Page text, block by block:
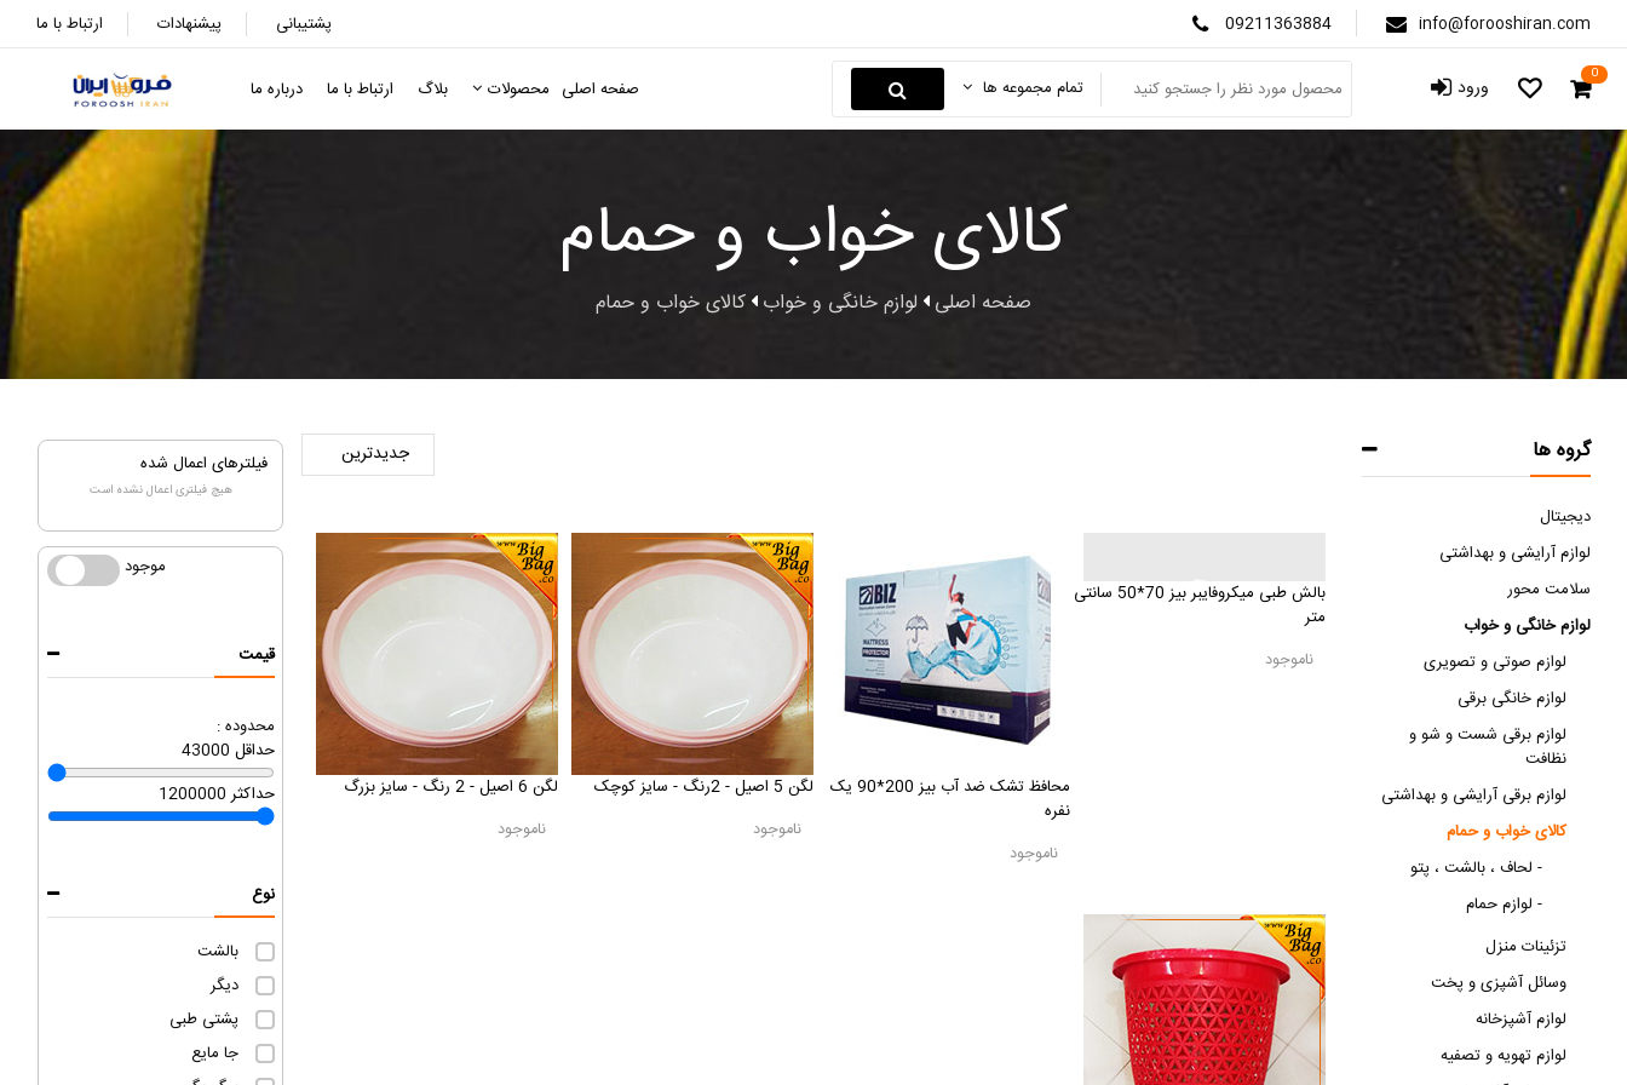
ارتباط با ما پیشنهادات پشتیبانی 09211363884 info@forooshiran.com
صفحه اصلی محصولات بلاگ ارتباط با ما درباره ما تمام مجموعه ها ورود 0
کالای خواب و حمام
صفحه اصلی لوازم خانگی و خواب کالای خواب و حمام
فیلترهای اعمال شده
هیچ فیلتری اعمال نشده است
موجود موجود
قیمت
محدوده :
43000 حداقل
1200000 حداکثر
نوع
بالشت
دیگر
پشتی طبی
جا مایع
بالش طبی میکروفایبر بیز 70*50 سانتی
متر
ناموجود
محافظ تشک ضد آب بیز 200*90 یک
نفره
ناموجود
لگن 5 اصیل - 2رنگ - سایز کوچک
ناموجود
لگن 6 اصیل - 2 رنگ - سایز بزرگ
ناموجود
گروه ها
دیجیتال
لوازم آرایشی و بهداشتی
سلامت محور
لوازم خانگی و خواب
لوازم صوتی و تصویری
لوازم خانگی برقی
لوازم برقی شست و شو و
نظافت
لوازم برقی آرایشی و بهداشتی
کالای خواب و حمام
لحاف ، بالشت ، پتو -
لوازم حمام -
تزئینات منزل
وسائل آشپزی و پخت
لوازم آشپزخانه
لوازم تهویه و تصفیه